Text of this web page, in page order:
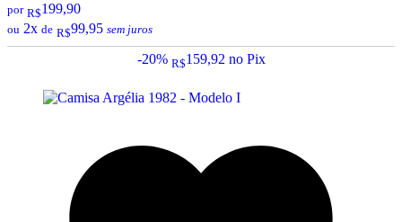
por R$199,90
ou 2x de R$99,95 sem juros
-20% R$159,92 no Pix